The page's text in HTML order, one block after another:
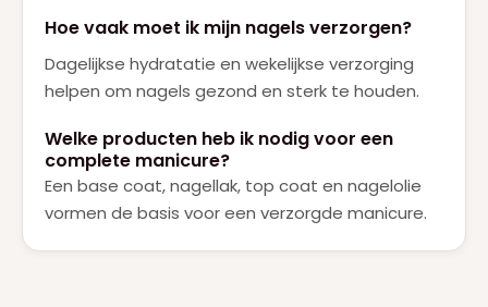
Hoe vaak moet ik mijn nagels verzorgen?
Dagelijkse hydratatie en wekelijkse verzorging
helpen om nagels gezond en sterk te houden.
Welke producten heb ik nodig voor een
complete manicure?
Een base coat, nagellak, top coat en nagelolie
vormen de basis voor een verzorgde manicure.